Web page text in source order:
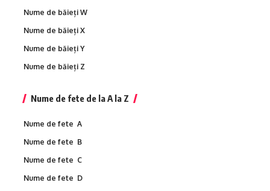
Nume de băieți W
Nume de băieți X
Nume de băieți Y
Nume de băieți Z
Nume de fete de la A la Z
Nume de fete A
Nume de fete B
Nume de fete C
Nume de fete D